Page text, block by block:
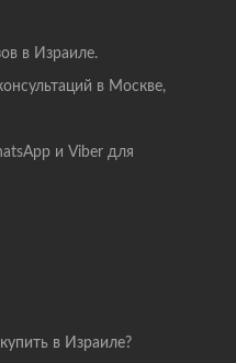
в Израиле.
в Москве,
и Viber для
в Израиле?